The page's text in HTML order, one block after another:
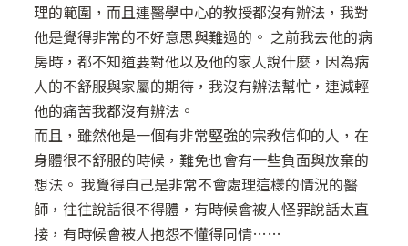
理的範圍，而且連醫學中心的教授都沒有辦法，我對
他是覺得非常的不好意思與難過的。 之前我去他的病
房時，都不知道要對他以及他的家人說什麼，因為病
人的不舒服與家屬的期待，我沒有辦法幫忙，連減輕
他的痛苦我都沒有辦法。
而且，雖然他是一個有非常堅強的宗教信仰的人，在
身體很不舒服的時候，難免也會有一些負面與放棄的
想法。 我覺得自己是非常不會處理這樣的情況的醫
師，往往說話很不得體，有時候會被人怪罪說話太直
接，有時候會被人抱怨不懂得同情……